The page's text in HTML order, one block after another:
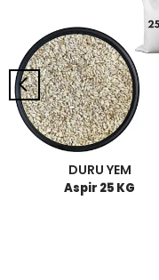
DURU YEM
Aspir 25 KG